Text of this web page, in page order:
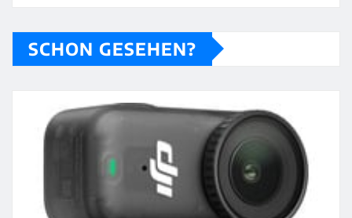
SCHON GESEHEN?